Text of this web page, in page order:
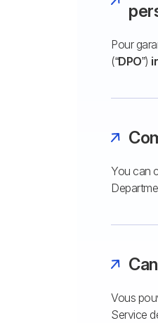
Pour
(“DPO”)
You can
Vous
Service